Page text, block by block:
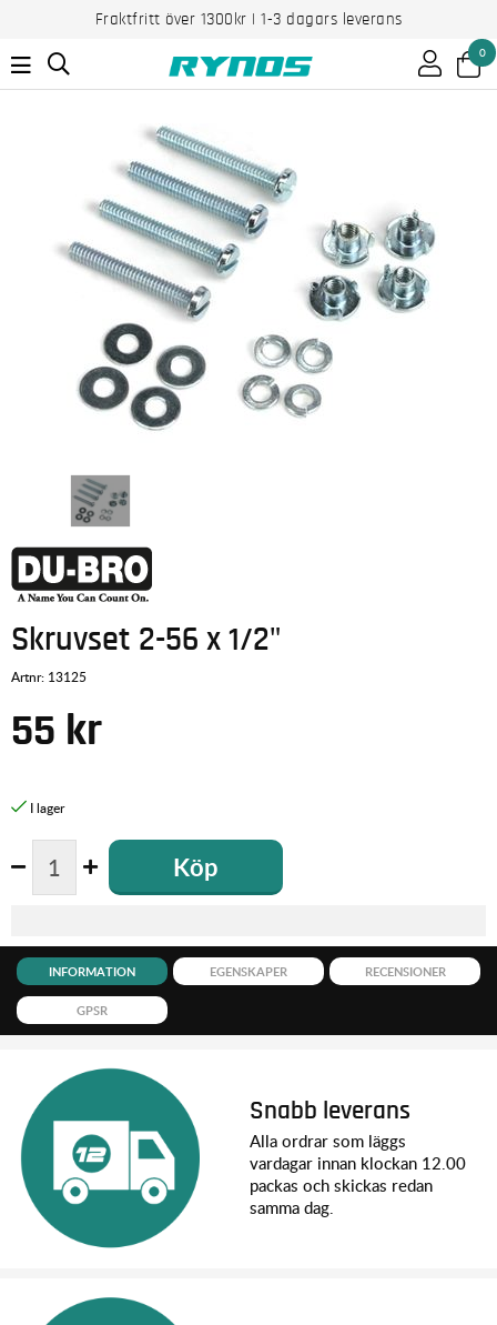
Fraktfritt över 1300kr | 1-3 dagars leverans
0
Skruvset 2-56 x 1/2"
Artnr: 13125
55 kr
Köp
INFORMATION EGENSKAPER RECENSIONER
GPSR
Snabb leverans
Alla ordrar som läggs
vardagar innan klockan 12.00
packas och skickas redan
samma dag.